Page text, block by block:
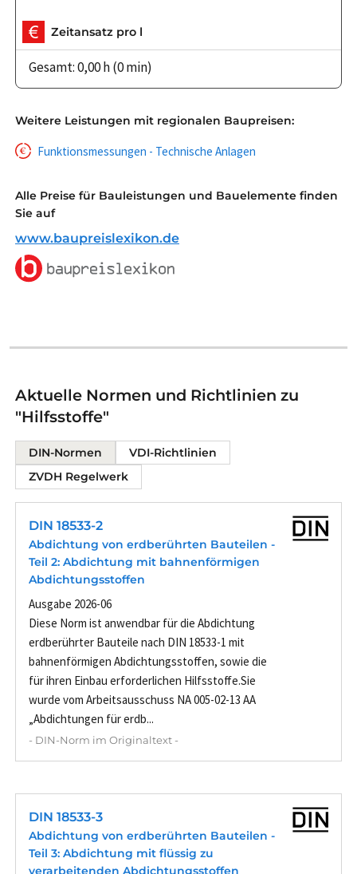
Zeitansatz pro l
Gesamt: 0,00 h (0 min)
Weitere Leistungen mit regionalen Baupreisen:
Funktionsmessungen - Technische Anlagen
Alle Preise für Bauleistungen und Bauelemente finden
Sie auf
www.baupreislexikon.de
Aktuelle Normen und Richtlinien zu
"Hilfsstoffe"
DIN-Normen
VDI-Richtlinien
ZVDH Regelwerk
DIN 18533-2
Abdichtung von erdberührten Bauteilen -
Teil 2: Abdichtung mit bahnenförmigen
Abdichtungsstoffen
Ausgabe 2026-06
Diese Norm ist anwendbar für die Abdichtung
erdberührter Bauteile nach DIN 18533-1 mit
bahnenförmigen Abdichtungsstoffen, sowie die
für ihren Einbau erforderlichen Hilfsstoffe.Sie
wurde vom Arbeitsausschuss NA 005-02-13 AA
„Abdichtungen für erdb...
- DIN-Norm im Originaltext -
DIN 18533-3
Abdichtung von erdberührten Bauteilen -
Teil 3: Abdichtung mit flüssig zu
verarbeitenden Abdichtungsstoffen